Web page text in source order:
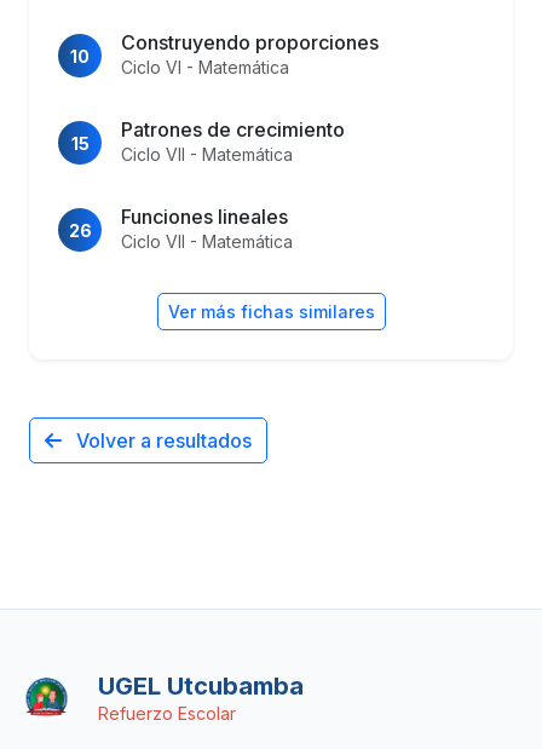
10
Construyendo proporciones
Ciclo VI - Matemática
15
Patrones de crecimiento
Ciclo VII - Matemática
26
Funciones lineales
Ciclo VII - Matemática
Ver más fichas similares
Volver a resultados
UGEL Utcubamba
Refuerzo Escolar